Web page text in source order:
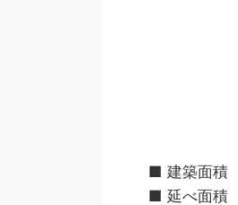
■ 建築面
■ 延べ面